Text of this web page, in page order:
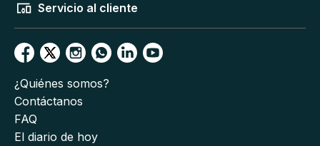
Servicio al cliente
¿Quiénes somos?
Contáctanos
FAQ
El diario de hoy